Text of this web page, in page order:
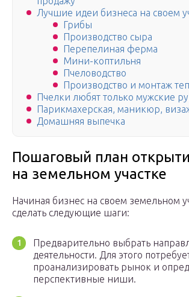
Лучшие идеи бизнеса на своем
Грибы
Производство сыра
Перепелиная ферма
Мини-коптильня
Пчеловодство
Производство и монтаж
Пчелки любят только мужские
Парикмахерская, маникюр,
Домашняя выпечка
Пошаговый план
на земельном участке
Начиная бизнес на своем земельном
сделать следующие шаги:
Предварительно выбрать
деятельности. Для этого
проанализировать рынок и
перспективные ниши.